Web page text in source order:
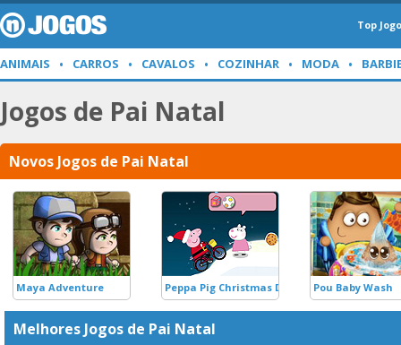
Top
ANIMAIS CARROS CAVALOS COZINHAR MODA
Jogos de Pai Natal
Novos Jogos de Pai Natal
Maya Adventure Peppa Pig Christmas DeliveryPou Baby Wash
Melhores Jogos de Pai Natal